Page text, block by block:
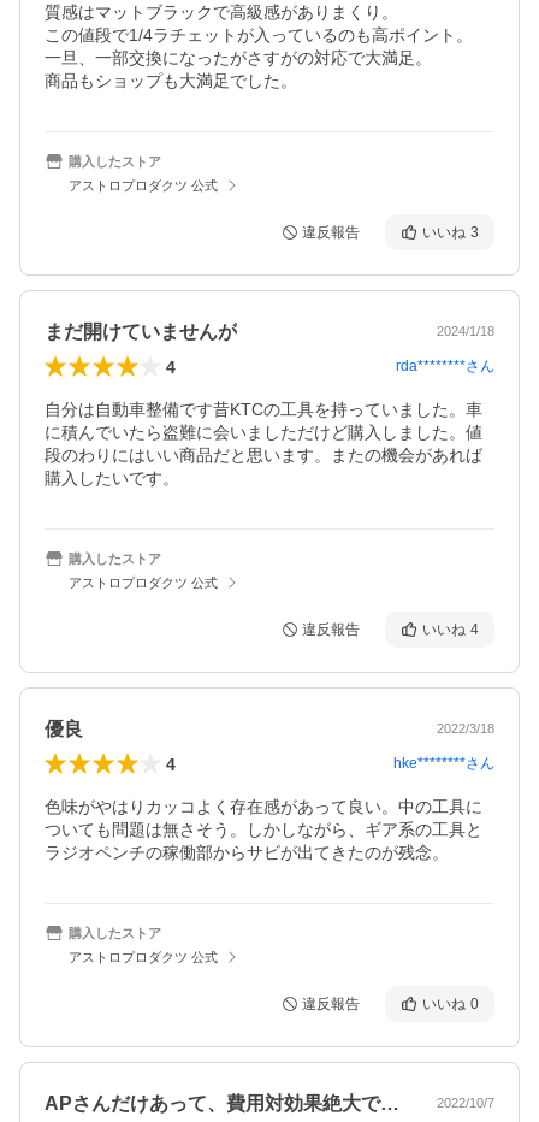
質感はマットブラックで高級感がありまくり。
この値段で1/4ラチェットが入っているのも高ポイント。
一旦、一部交換になったがさすがの対応で大満足。
商品もショップも大満足でした。
購入したストア
アストロプロダクツ 公式
違反報告 いいね 3
まだ開けていませんが 2024/1/18
4 rda********さん
自分は自動車整備です昔KTCの工具を持っていました。車
に積んでいたら盗難に会いましただけど購入しました。値
段のわりにはいい商品だと思います。またの機会があれば
購入したいです。
購入したストア
アストロプロダクツ 公式
違反報告 いいね 4
優良 2022/3/18
4 hke********さん
色味がやはりカッコよく存在感があって良い。中の工具に
ついても問題は無さそう。しかしながら、ギア系の工具と
ラジオペンチの稼働部からサビが出てきたのが残念。
購入したストア
アストロプロダクツ 公式
違反報告 いいね 0
APさんだけあって、費用対効果絶大です… 2022/10/7